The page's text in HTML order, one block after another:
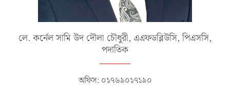
লে. কর্নেল সামি উদ দৌলা চৌধুরী, এএফডব্লিউসি, পিএসসি,
পদাতিক
অফিস: ০১৭৬৯০১৭১৯০